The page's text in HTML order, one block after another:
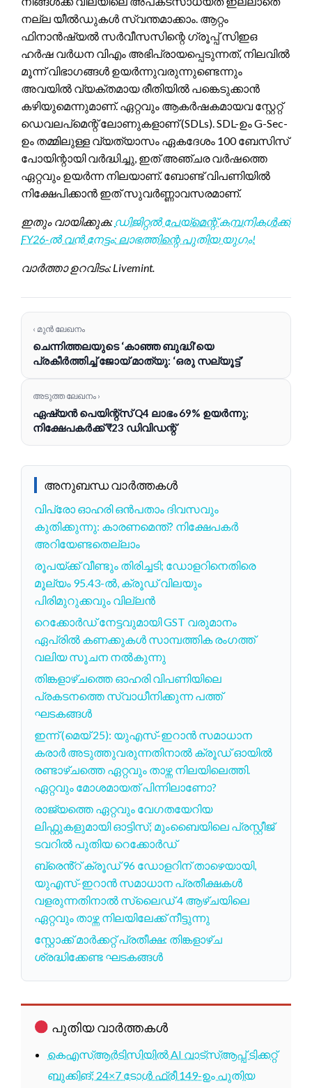
നല്ല യീൽഡുകൾ സ്വന്തമാക്കാം. ആറ്റം
ഫിനാൻഷ്യൽ സർവീസസിന്റെ ഗ്രൂപ്പ് സിഇഒ
ഹർഷ വർധന വിഎം അഭിപ്രായപ്പെടുന്നത്, നിലവിൽ
മൂന്ന് വിഭാഗങ്ങൾ ഉയർന്നുവരുന്നുണ്ടെന്നും
അവയിൽ വ്യക്തമായ രീതിയിൽ പങ്കെടുക്കാൻ
കഴിയുമെന്നുമാണ്. ഏറ്റവും ആകർഷകമായവ സ്റ്റേറ്റ്
ഡെവലപ്‌മെന്റ് ലോണുകളാണ് (SDLs). SDL-ഉം G-Sec-
ഉം തമ്മിലുള്ള വ്യത്യാസം ഏകദേശം 100 ബേസിസ്
പോയിന്റായി വർദ്ധിച്ചു, ഇത് അഞ്ചര വർഷത്തെ
ഏറ്റവും ഉയർന്ന നിലയാണ്. ബോണ്ട് വിപണിയിൽ
നിക്ഷേപിക്കാൻ ഇത് സുവർണ്ണാവസരമാണ്.
ഇതും വായിക്കുക: ഡിജിറ്റൽ പേയ്മെന്റ് കമ്പനികൾക്ക്
FY26-ൽ വൻ നേട്ടം: ലാഭത്തിന്റെ പുതിയ യുഗം!
വാർത്താ ഉറവിടം: Livemint.
‹ മുൻ ലേഖനം
ചെന്നിത്തലയുടെ ‘കാഞ്ഞ ബുദ്ധി’യെ
പ്രകീർത്തിച്ച് ജോയ് മാത്യു: ‘ഒരു സല്യൂട്ട്’
അടുത്ത ലേഖനം ›
ഏഷ്യൻ പെയിന്റ്‌സ് Q4 ലാഭം 69% ഉയർന്നു;
നിക്ഷേപകർക്ക് ₹23 ഡിവിഡന്റ്
അനുബന്ധ വാർത്തകൾ
വിപ്രോ ഓഹരി ഒൻപതാം ദിവസവും
കുതിക്കുന്നു: കാരണമെന്ത്? നിക്ഷേപകർ
അറിയേണ്ടതെല്ലാം
രൂപയ്ക്ക് വീണ്ടും തിരിച്ചടി; ഡോളറിനെതിരെ
മൂല്യം 95.43-ൽ, ക്രൂഡ് വിലയും
പിരിമുറുക്കവും വില്ലൻ
റെക്കോർഡ് നേട്ടവുമായി GST വരുമാനം
ഏപ്രിൽ കണക്കുകൾ സാമ്പത്തിക രംഗത്ത്
വലിയ സൂചന നൽകുന്നു
തിങ്കളാഴ്ചത്തെ ഓഹരി വിപണിയിലെ
പ്രകടനത്തെ സ്വാധീനിക്കുന്ന പത്ത്
ഘടകങ്ങൾ
ഇന്ന് (മെയ് 25): യുഎസ്-ഇറാൻ സമാധാന
കരാർ അടുത്തുവരുന്നതിനാൽ ക്രൂഡ് ഓയിൽ
രണ്ടാഴ്ചത്തെ ഏറ്റവും താഴ്ന്ന നിലയിലെത്തി.
ഏറ്റവും മോശമായത് പിന്നിലാണോ?
രാജ്യത്തെ ഏറ്റവും വേഗതയേറിയ
ലിഫ്റ്റുകളുമായി ഓട്ടിസ്; മുംബൈയിലെ പ്രസ്റ്റീജ്
ടവറിൽ പുതിയ റെക്കോർഡ്
ബ്രെൻ്റ് ക്രൂഡ് 96 ഡോളറിന് താഴെയായി,
യുഎസ്-ഇറാൻ സമാധാന പ്രതീക്ഷകൾ
വളരുന്നതിനാൽ സ്ലൈഡ് 4 ആഴ്ചയിലെ
ഏറ്റവും താഴ്ന്ന നിലയിലേക്ക് നീട്ടുന്നു
സ്റ്റോക്ക് മാർക്കറ്റ് പ്രതീക്ഷ: തിങ്കളാഴ്ച
ശ്രദ്ധിക്കേണ്ട ഘടകങ്ങൾ
പുതിയ വാർത്തകൾ
കെഎസ്ആർടിസിയിൽ AI വാട്സ്ആപ്പ് ടിക്കറ്റ്
ബുക്കിങ്; 24×7 ടോൾ ഫ്രീ 149-ഉം പുതിയ